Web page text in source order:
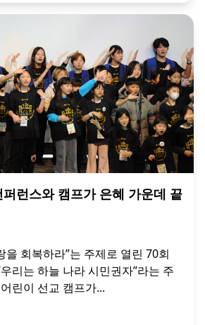
런스와 캠프가 은혜 가운데 끝
을 회복하라”는 주제로 열린 70회
리는 하늘 나라 시민권자”라는 주
린이 선교 캠프가...